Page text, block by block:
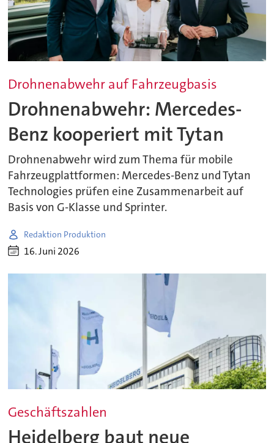
Drohnenabwehr auf Fahrzeugbasis
Drohnenabwehr: Mercedes-
Benz kooperiert mit Tytan
Drohnenabwehr wird zum Thema für mobile
Fahrzeugplattformen: Mercedes-Benz und Tytan
Technologies prüfen eine Zusammenarbeit auf
Basis von G-Klasse und Sprinter.
Redaktion Produktion
16. Juni 2026
Geschäftszahlen
Heidelberg baut neue